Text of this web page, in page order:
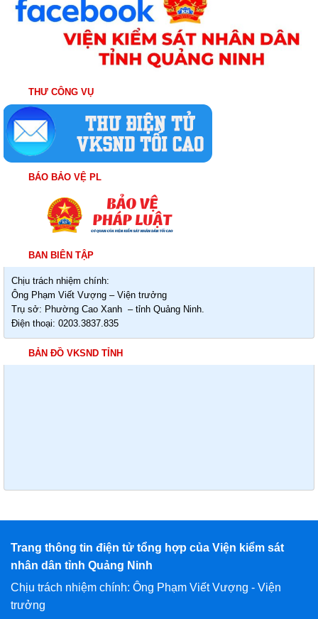
THƯ CÔNG VỤ
BÁO BẢO VỆ PL
BAN BIÊN TẬP
Chịu trách nhiệm chính:
Ông Phạm Viết Vượng – Viện trưởng
Trụ sở: Phường Cao Xanh – tỉnh Quảng Ninh.
Điện thoại: 0203.3837.835
BẢN ĐỒ VKSND TỈNH
Trang thông tin điện tử tổng hợp của Viện kiểm sát
nhân dân tỉnh Quảng Ninh
Chịu trách nhiệm chính: Ông Phạm Viết Vượng - Viện
trưởng